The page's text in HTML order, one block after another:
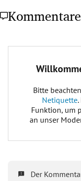
Kommentare